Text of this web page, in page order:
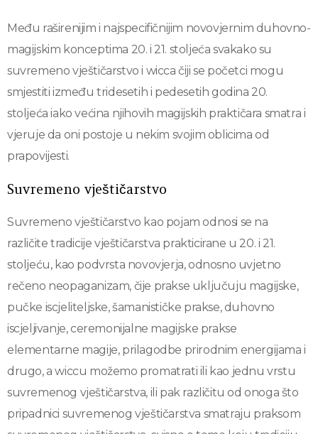
Među raširenijim i najspecifičnijim novovjernim duhovno-
magijskim konceptima 20. i 21. stoljeća svakako su
suvremeno vještičarstvo i wicca čiji se početci mogu
smjestiti između tridesetih i pedesetih godina 20.
stoljeća iako većina njihovih magijskih praktičara smatra i
vjeruje da oni postoje u nekim svojim oblicima od
prapovijesti.
Suvremeno vještičarstvo
Suvremeno vještičarstvo kao pojam odnosi se na
različite tradicije vještičarstva prakticirane u 20. i 21.
stoljeću, kao podvrsta novovjerja, odnosno uvjetno
rečeno neopaganizam, čije prakse uključuju magijske,
pučke iscjeliteljske, šamanističke prakse, duhovno
iscjeljivanje, ceremonijalne magijske prakse
elementarne magije, prilagodbe prirodnim energijama i
drugo, a wiccu možemo promatrati ili kao jednu vrstu
suvremenog vještičarstva, ili pak različitu od onoga što
pripadnici suvremenog vještičarstva smatraju praksom